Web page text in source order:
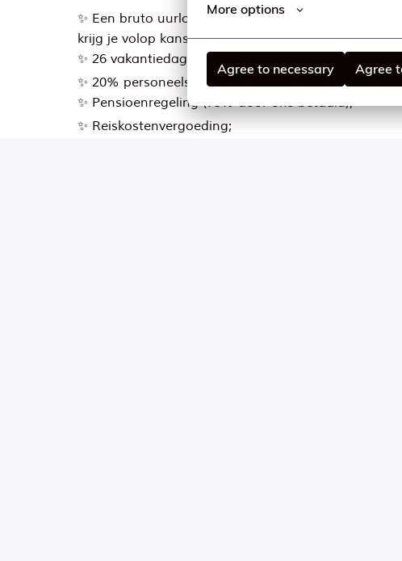
More options
Agree to necessary Agree
✨ Een bruto uurloon tussen € 16,38 en € 18,45
krijg je volop kansen om door te groeien;
✨ 26 vakantiedagen (+ extra dagen bij te kopen);
✨ 20% personeelskorting op onze collectie bij MS
✨ Pensioenregeling (75% door ons betaald);
✨ Reiskostenvergoeding;